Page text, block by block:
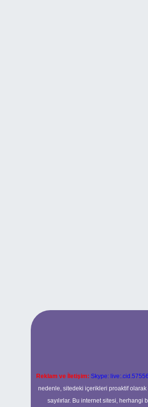
Reklam ve İletişim: Skype:
nedenle, sitedeki içerikleri proaktif olarak
sayılırlar. Bu internet sitesi, herhangi